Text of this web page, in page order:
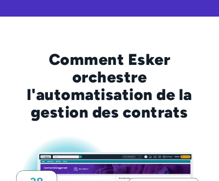
Comment Esker
orchestre
l'automatisation de la
gestion des contrats